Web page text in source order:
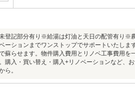
登記部分有り※給湯は灯油と天日の配管有り※
ーションまでワンストップでサポートいたし
蘇らせます。物件購入費用とリノベ工事費用
購入・買い替え・購入+リノベーションなど、
ら。